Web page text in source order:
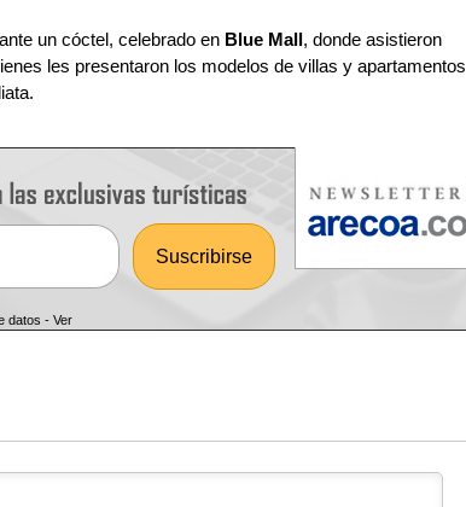
un cóctel, celebrado en Blue Mall, donde asistieron
les presentaron los modelos de villas y apartamentos
datos -Ver